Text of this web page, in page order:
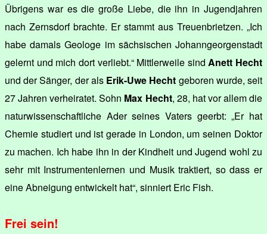
Übrigens war es die große Liebe, die ihn in Jugendjahren
nach Zernsdorf brachte. Er stammt aus Treuenbrietzen. „Ich
habe damals Geologe im sächsischen Johanngeorgenstadt
gelernt und mich dort verliebt.“ Mittlerweile sindAnett Hecht
und der Sänger, der als Erik-Uwe Hecht geboren wurde, seit
27 Jahren verheiratet. Sohn Max Hecht, 28, hat vor allem die
naturwissenschaftliche Ader seines Vaters geerbt: „Er hat
Chemie studiert und ist gerade in London, um seinen Doktor
zu machen. Ich habe ihn in der Kindheit und Jugend wohl zu
sehr mit Instrumentenlernen und Musik traktiert, so dass er
eine Abneigung entwickelt hat“, sinniert Eric Fish.
Frei sein!